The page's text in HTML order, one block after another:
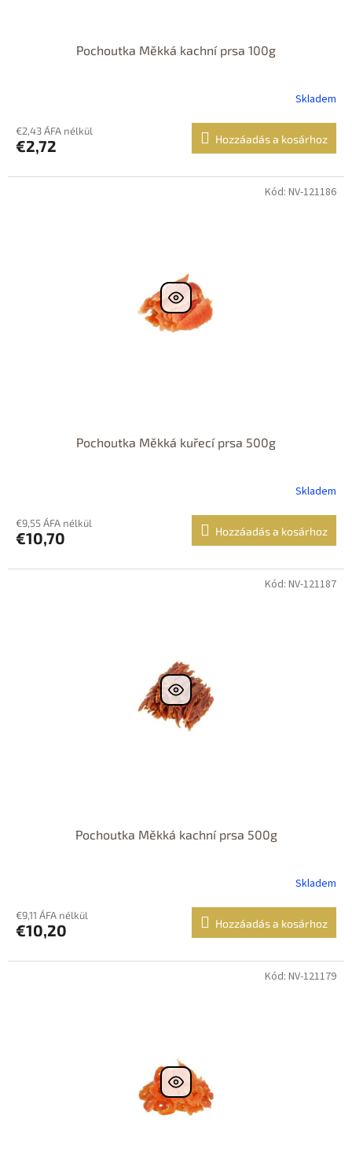
Pochoutka Měkká kachní prsa 100g
Skladem
€2,43 ÁFA nélkül
€2,72 Hozzáadás a kosárhoz
Pochoutka Měkká kuřecí prsa 500g
Skladem
€9,55 ÁFA nélkül
€10,70 Hozzáadás a kosárhoz
Kód: NV-121186
Pochoutka Měkká kachní prsa 500g
Skladem
€9,11 ÁFA nélkül
€10,20 Hozzáadás a kosárhoz
Kód: NV-121187
Kód: NV-121179